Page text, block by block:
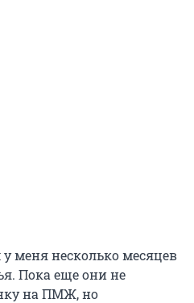
меня несколько месяцев
Пока еще они не
на ПМЖ, но